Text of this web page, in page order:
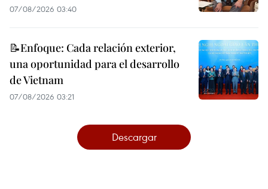
07/08/2026 03:40
📝Enfoque: Cada relación exterior,
una oportunidad para el desarrollo
de Vietnam
07/08/2026 03:21
Descargar